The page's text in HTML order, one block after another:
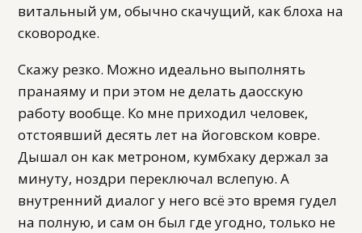
витальный ум, обычно скачущий, как блоха на
сковородке.
Скажу резко. Можно идеально выполнять
пранаяму и при этом не делать даосскую
работу вообще. Ко мне приходил человек,
отстоявший десять лет на йоговском ковре.
Дышал он как метроном, кумбхаку держал за
минуту, ноздри переключал вслепую. А
внутренний диалог у него всё это время гудел
на полную, и сам он был где угодно, только не